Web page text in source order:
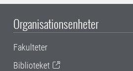
Organisationsenheter
Fakulteter
Biblioteket